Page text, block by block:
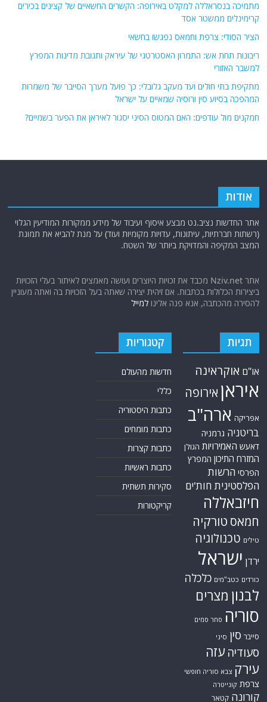
מתמיכה בנסראללה למקלט באירופה: הקשרים החשאיים של קצינים בכירים
קרימינלים ממשטר אסד
הציר הסודי: צרפת וחמאס נפגשו בחשאי
ריבונות תחת אש: התמרון האסטרטגי של עיראק ותגובת מדינות המפרץ
למשבר האזורי
מתקיפת בתי חולים ועד מעקב גלובלי: כך פועל מערך הסייבר של משמרות
המהפכה בסיוע סין ורוסיה שמאיים על ישראל
חמקנים מול עודפים: האם המטוס הסיני יסגור לאיראן את הפער בשמיים?
אודות
אתר החדשות נציב.נט מבצע איסוף ועיבוד של מידע ממקורות המודיעין הגלוי
(רשתות חברתיות, עיתונות, עדויות מקומיות ועוד) על מנת להביא את תמונת
המצב המקיפה והמדויקת ביותר של השטח.
אתר Nziv.net מכבד את זכויות היוצרים ועושה מאמצים לאיתור בעלי הזכויות
ביצירות הכלולות בכתבות. אם זיהית יצירה שאתה בעל הזכויות בה ואתה מעוניין
להסירה מהכתבה, אנא פנה אלינולמייל
תגיות
או"ם אוקראינה
איראן אירופה
אפריקה ארה"ב
בריטניה גרמניה
דאעש האמירויות הגולן
המזרח התיכון המפרץ
הפרסי הרשות
הפלסטינית חות'ים
חיזבאללה
חמאס טורקיה
טילים טכנולוגיה
ירדן ישראל
כורדים כטב"מים כלכלה
לבנון מצרים
סוריה סחר סמים
סייבר סין סיני
סעודיה עזה
עירק צבא סוריה חופשי
צרפת קונייטרה
קורונה קטאר
קטגוריות
חדשות מהעולם
כללי
כתבות היסטוריה
כתבות מומחים
כתבות קצרות
כתבות ראשיות
סקירות תשתית
קריקטורות